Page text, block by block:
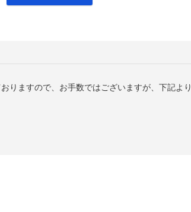
りますので、お手数ではございますが、下記より